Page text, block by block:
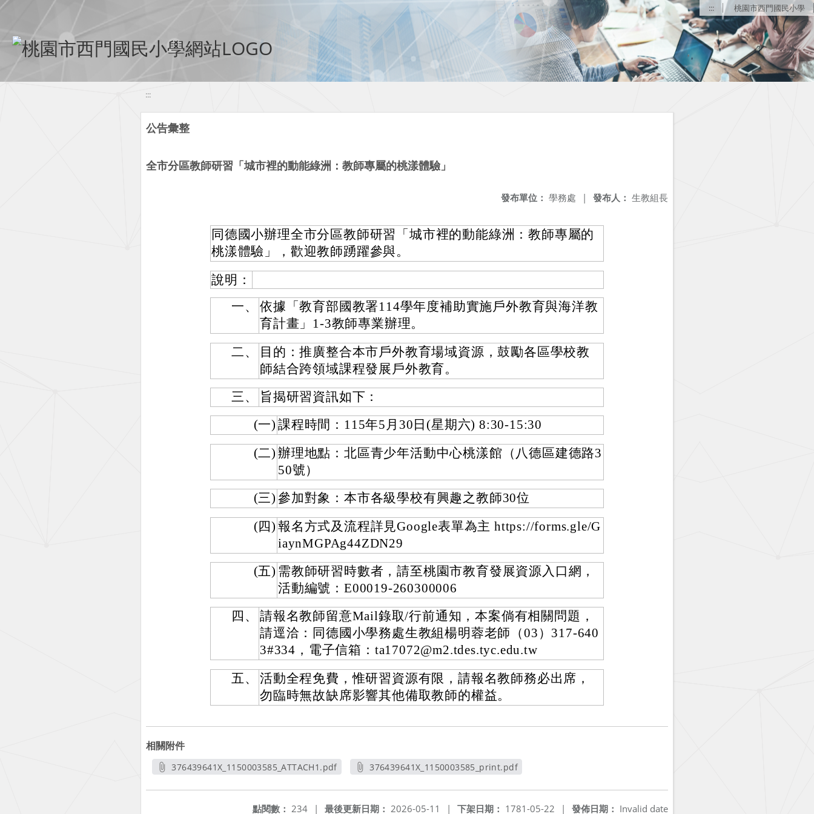
移至網頁之主要內容區位置 ::: 桃園市西門國民小學
:::
公告彙整
全市分區教師研習「城市裡的動能綠洲：教師專屬的桃漾體驗」
發布人： 生教組長
發布單位： 學務處 |
同德國小辦理全市分區教師研習「城市裡的動能綠洲：教師專屬的
桃漾體驗」，歡迎教師踴躍參與。
說明：
一、
依據「教育部國教署114學年度補助實施戶外教育與海洋教
育計畫」1-3教師專業辦理。
二、
目的：推廣整合本市戶外教育場域資源，鼓勵各區學校教
師結合跨領域課程發展戶外教育。
三、
旨揭研習資訊如下：
(一) 課程時間：115年5月30日(星期六) 8:30-15:30
(二) 辦理地點：北區青少年活動中心桃漾館（八德區建德路3
50號）
(三) 參加對象：本市各級學校有興趣之教師30位
(四) 報名方式及流程詳見Google表單為主 https://forms.gle/G
iaynMGPAg44ZDN29
(五) 需教師研習時數者，請至桃園市教育發展資源入口網，
活動編號：E00019-260300006
四、
請報名教師留意Mail錄取/行前通知，本案倘有相關問題，
請逕洽：同德國小學務處生教組楊明蓉老師（03）317-640
3#334，電子信箱：ta17072@m2.tdes.tyc.edu.tw
五、
活動全程免費，惟研習資源有限，請報名教師務必出席，
勿臨時無故缺席影響其他備取教師的權益。
相關附件
376439641X_1150003585_ATTACH1.pdf
376439641X_1150003585_print.pdf
發佈日期： Invalid date
下架日期： 1781-05-22 |
最後更新日期： 2026-05-11 |
點閱數： 234 |